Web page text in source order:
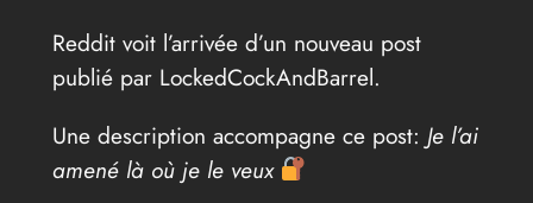
Reddit voit l’arrivée d’un nouveau post
publié par LockedCockAndBarrel.
Une description accompagne ce post: Je l’ai
amené là où je le veux